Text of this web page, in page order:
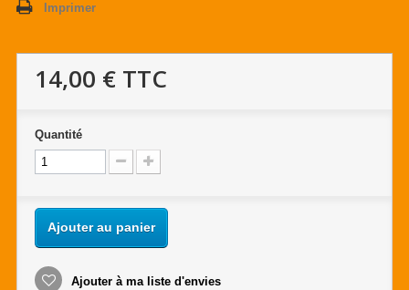
Imprimer
14,00 € TTC
Quantité
Ajouter au panier
Ajouter à ma liste d'envies